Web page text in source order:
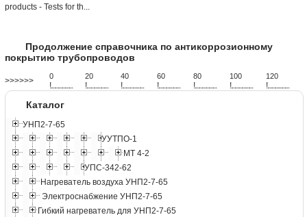
products - Tests for th...
Продолжение справочника по антикоррозионному
покрытию трубопроводов
>>>>>> 0
!...................
20
!...................
40
!...................
60
!...................
80
!...................
100
!...................
120
!...................
Каталог
УНП2-7-65
УУТПО-1
МТ 4-2
УПС-342-62
Нагреватель воздуха УНП2-7-65
Электроснабжение УНП2-7-65
Гибкий нагреватель для УНП2-7-65